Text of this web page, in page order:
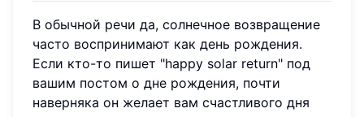
В обычной речи да, солнечное возвращение
часто воспринимают как день рождения.
Если кто-то пишет "happy solar return" под
вашим постом о дне рождения, почти
наверняка он желает вам счастливого дня